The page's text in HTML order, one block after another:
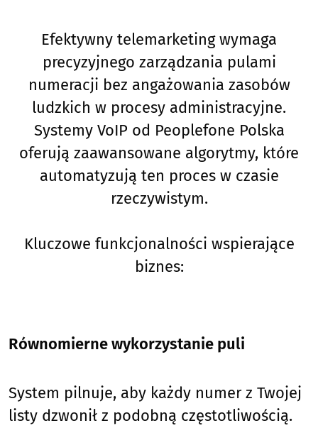
Efektywny telemarketing wymaga
precyzyjnego zarządzania pulami
numeracji bez angażowania zasobów
ludzkich w procesy administracyjne.
Systemy VoIP od Peoplefone Polska
oferują zaawansowane algorytmy, które
automatyzują ten proces w czasie
rzeczywistym.
Kluczowe funkcjonalności wspierające
biznes:
Równomierne wykorzystanie puli
System pilnuje, aby każdy numer z Twojej
listy dzwonił z podobną częstotliwością.